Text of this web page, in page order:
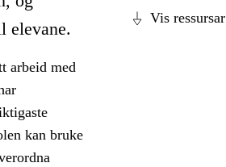
Vis ressursar
elevane.
arbeid med
kan bruke